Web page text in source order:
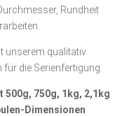
Rundheit
unserem qualitativ
für die Serienfertigung.
500g, 750g, 1kg, 2,1kg
Dimensionen